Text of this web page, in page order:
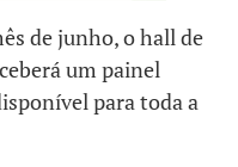
de junho, o hall de
um painel
para toda a